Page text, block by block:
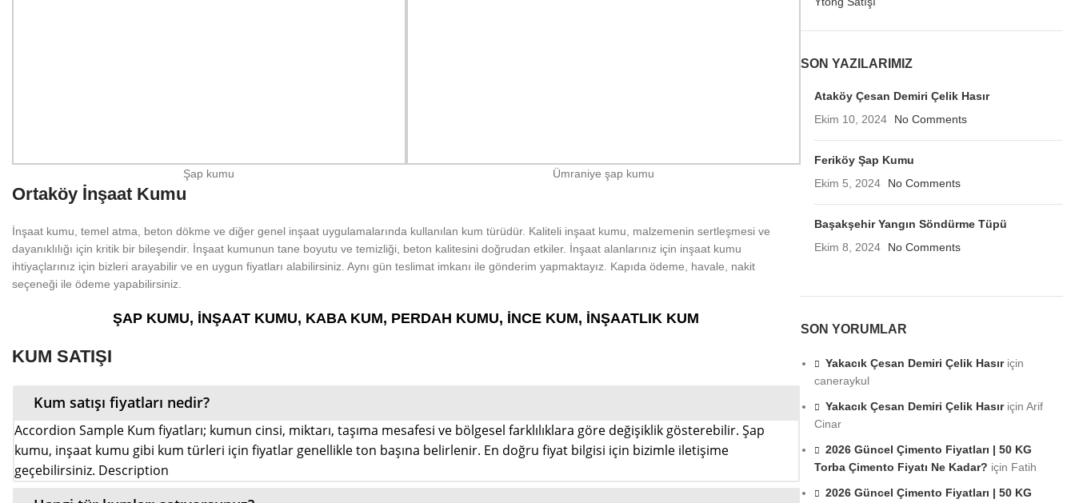
Şap kumu Ümraniye şap kumu
Ortaköy İnşaat Kumu
İnşaat kumu, temel atma, beton dökme ve diğer genel inşaat uygulamalarında kullanılan kum türüdür. Kaliteli inşaat kumu, malzemenin sertleşmesi ve
dayanıklılığı için kritik bir bileşendir. İnşaat kumunun tane boyutu ve temizliği, beton kalitesini doğrudan etkiler. İnşaat alanlarınız için inşaat kumu
ihtiyaçlarınız için bizleri arayabilir ve en uygun fiyatları alabilirsiniz. Aynı gün teslimat imkanı ile gönderim yapmaktayız. Kapıda ödeme, havale, nakit
seçeneği ile ödeme yapabilirsiniz.
ŞAP KUMU, İNŞAAT KUMU, KABA KUM, PERDAH KUMU, İNCE KUM, İNŞAATLIK KUM
KUM SATIŞI
Kum satışı fiyatları nedir?
Accordion Sample Kum fiyatları; kumun cinsi, miktarı, taşıma mesafesi ve bölgesel farklılıklara göre değişiklik gösterebilir. Şap
kumu, inşaat kumu gibi kum türleri için fiyatlar genellikle ton başına belirlenir. En doğru fiyat bilgisi için bizimle iletişime
geçebilirsiniz. Description
SON YAZILARIMIZ
Ataköy Çesan Demiri Çelik Hasır
Ekim 10, 2024
No Comments
Feriköy Şap Kumu
Ekim 5, 2024
No Comments
Başakşehir Yangın Söndürme Tüpü
Ekim 8, 2024
No Comments
SON YORUMLAR
Yakacık Çesan Demiri Çelik Hasıriçin
caneraykul
Yakacık Çesan Demiri Çelik Hasıriçin Arif
Cinar
2026 Güncel Çimento Fiyatları | 50 KG
Torba Çimento Fiyatı Ne Kadar? için Fatih
2026 Güncel Çimento Fiyatları | 50 KG